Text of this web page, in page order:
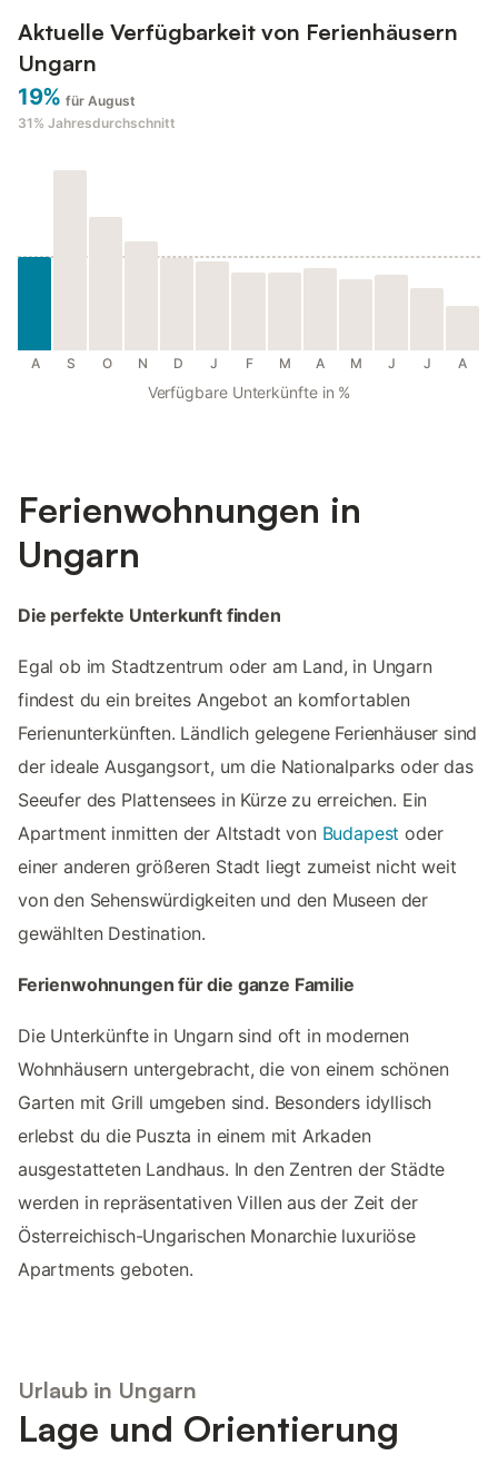
Aktuelle Verfügbarkeit von Ferienhäusern
Ungarn
19% für August
31% Jahresdurchschnitt
A S O N D J F M A M J J A
Verfügbare Unterkünfte in %
Ferienwohnungen in
Ungarn
Die perfekte Unterkunft finden
Egal ob im Stadtzentrum oder am Land, in Ungarn
findest du ein breites Angebot an komfortablen
Ferienunterkünften. Ländlich gelegene Ferienhäuser sind
der ideale Ausgangsort, um die Nationalparks oder das
Seeufer des Plattensees in Kürze zu erreichen. Ein
Apartment inmitten der Altstadt von Budapest oder
einer anderen größeren Stadt liegt zumeist nicht weit
von den Sehenswürdigkeiten und den Museen der
gewählten Destination.
Ferienwohnungen für die ganze Familie
Die Unterkünfte in Ungarn sind oft in modernen
Wohnhäusern untergebracht, die von einem schönen
Garten mit Grill umgeben sind. Besonders idyllisch
erlebst du die Puszta in einem mit Arkaden
ausgestatteten Landhaus. In den Zentren der Städte
werden in repräsentativen Villen aus der Zeit der
Österreichisch-Ungarischen Monarchie luxuriöse
Apartments geboten.
Urlaub in Ungarn
Lage und Orientierung